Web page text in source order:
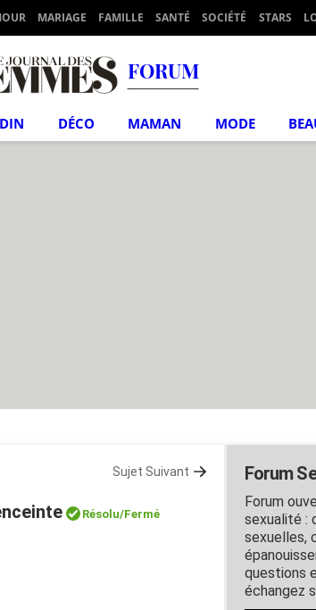
MARIAGE FAMILLE SANTÉ SOCIÉTÉ STARS
FORUM
DÉCO MAMAN MODE
Sujet Suivant
Résolu/Fermé
Forum
Forum
sexualité :
sexuelles,
questions
échangez